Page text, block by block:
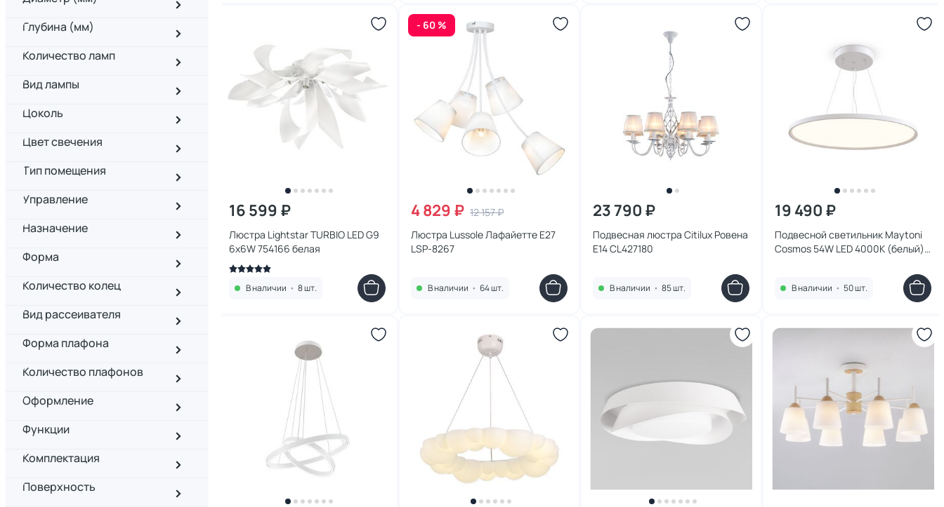
Глубина (мм)
Количество ламп
Вид лампы
Цоколь
Цвет свечения
Тип помещения
Управление
Назначение
Форма
Количество колец
Вид рассеивателя
Форма плафона
Количество плафонов
Оформление
Функции
Комплектация
Поверхность
16 599 ₽
Люстра Lightstar TURBIO LED G9
6х6W 754166 белая
В наличии • 8 шт.
- 60 %
4 829 ₽ 12 157 ₽
Люстра Lussole Лафайетте E27
LSP-8267
В наличии • 64 шт.
23 790 ₽
Подвесная люстра Citilux Ровена
E14 CL427180
В наличии • 85 шт.
19 490 ₽
Подвесной светильник Maytoni
Cosmos 54W LED 4000К (белый)
В наличии • 50 шт.